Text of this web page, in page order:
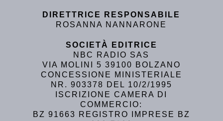
DIRETTRICE RESPONSABILE
ROSANNA NANNARONE
SOCIETÀ EDITRICE
NBC RADIO SAS
VIA MOLINI 5 39100 BOLZANO
CONCESSIONE MINISTERIALE
NR. 903378 DEL 10/2/1995
ISCRIZIONE CAMERA DI
COMMERCIO:
BZ 91663 REGISTRO IMPRESE BZ